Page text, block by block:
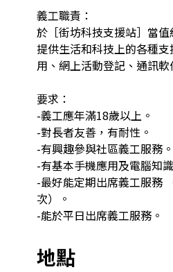
義工職責：
於［街坊科技支援站］當
提供生活和科技上的各種
用、網上活動登記、通訊軟
要求：
-義工應年滿18歲以上。
-對長者友善，有耐性。
-有興趣參與社區義工服務。
-有基本手機應用及電腦知
-最好能定期出席義工服務
次）。
地點